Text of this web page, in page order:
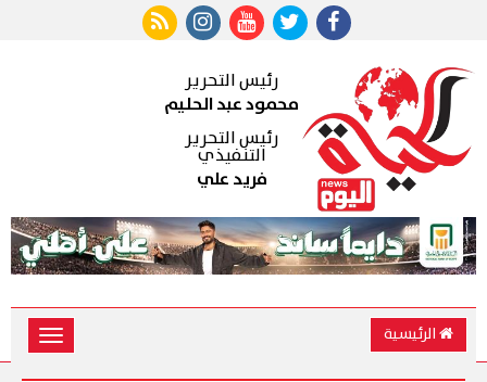
رئيس التحرير
محمود عبد الحليم
رئيس التحرير
التنفيذي
فريد علي
الرئيسية
Toggle